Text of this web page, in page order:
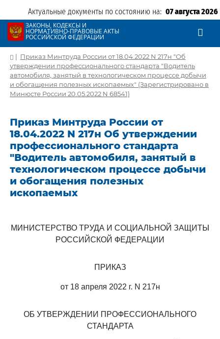
Актуальные документы по состоянию на: 07 августа 2026
ЗАКОНЫ, КОДЕКСЫ И
НОРМАТИВНО-ПРАВОВЫЕ АКТЫ
РОССИЙСКОЙ ФЕДЕРАЦИИ
| Приказ Минтруда России от 18.04.2022 N 217н "Об
утверждении профессионального стандарта "Водитель
автомобиля, занятый в технологическом процессе добычи
и обогащения полезных ископаемых" (Зарегистрировано в
Минюсте России 20.05.2022 N 68541)
Приказ Минтруда России от
18.04.2022 N 217н Об утверждении
профессионального стандарта
"Водитель автомобиля, занятый в
технологическом процессе добычи
и обогащения полезных
ископаемых
МИНИСТЕРСТВО ТРУДА И СОЦИАЛЬНОЙ ЗАЩИТЫ
РОССИЙСКОЙ ФЕДЕРАЦИИ
ПРИКАЗ
от 18 апреля 2022 г. N 217н
ОБ УТВЕРЖДЕНИИ ПРОФЕССИОНАЛЬНОГО
СТАНДАРТА